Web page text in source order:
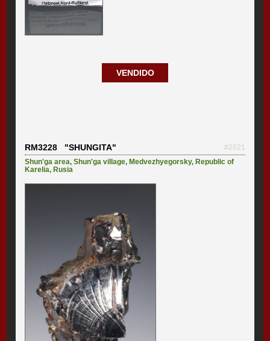
VENDIDO
RM3228 "SHUNGITA"
#2621
Shun'ga area,Shun'ga village, Medvezhyegorsky, Republic of
Karelia, Rusia